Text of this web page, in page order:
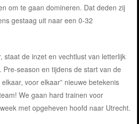
om te gaan domineren. Dat deden zij
gestaag uit naar een 0-32
staat de inzet en vechtlust van letterlijk
season en tijdens de start van de
voor elkaar” nieuwe betekenis
We gaan hard trainen voor
met opgeheven hoofd naar Utrecht.